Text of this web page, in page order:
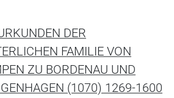
DER
FAMILIE VON
ZU BORDENAU UND
(1070) 1269-1600